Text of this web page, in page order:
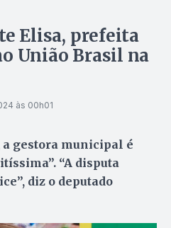
Elisa, prefeita
União Brasil na
às 00h01
a gestora municipal é
“A disputa
diz o deputado